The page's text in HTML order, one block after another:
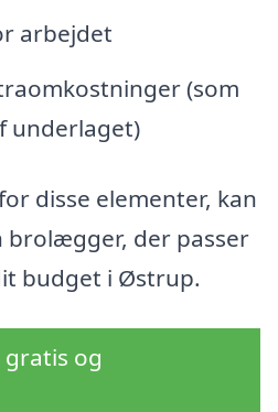
arbejdet
(som
underlaget)
disse elementer, kan
brolægger, der passer
budget i Østrup.
og